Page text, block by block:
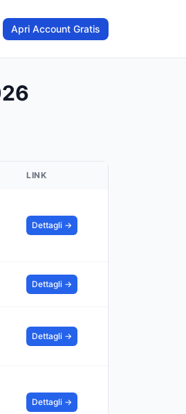
Apri Account Gratis
LINK
Dettagli →
Dettagli →
Dettagli →
Dettagli →